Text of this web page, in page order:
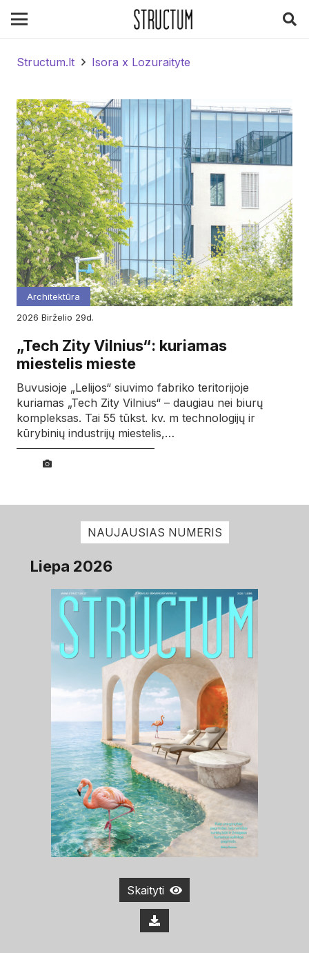
Structum.lt Isora x Lozuraityte
Architektūra
2026
birželio 29d.
„Tech Zity Vilnius“: kuriamas
miestelis mieste
Buvusioje „Lelijos“ siuvimo fabriko teritorijoje
kuriamas „Tech Zity Vilnius“ – daugiau nei biurų
kompleksas. Tai 55 tūkst. kv. m technologijų ir
kūrybinių industrijų miestelis,…
NAUJAUSIAS NUMERIS
Liepa 2026
Skaityti